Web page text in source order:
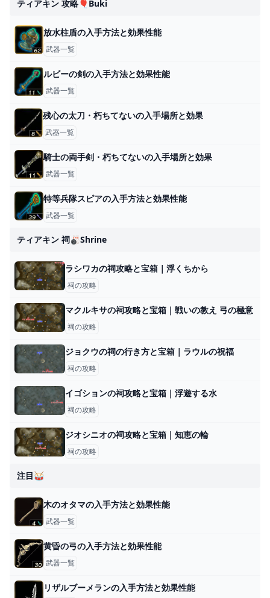
ティアキン 攻略🎈buki
放水柱盾の入手方法と効果性能
武器一覧
ルビーの剣の入手方法と効果性能
武器一覧
残心の太刀・朽ちてないの入手場所と効果
武器一覧
騎士の両手剣・朽ちてないの入手場所と効果
武器一覧
特等兵隊スピアの入手方法と効果性能
武器一覧
ティアキン 祠🎳shrine
ラシワカの祠攻略と宝箱｜浮くちから
祠の攻略
マクルキサの祠攻略と宝箱｜戦いの教え 弓の極意
祠の攻略
ジョクウの祠の行き方と宝箱｜ラウルの祝福
祠の攻略
イゴションの祠攻略と宝箱｜浮遊する水
祠の攻略
ジオシニオの祠攻略と宝箱｜知恵の輪
祠の攻略
注目🥁
木のオタマの入手方法と効果性能
武器一覧
黄昏の弓の入手方法と効果性能
武器一覧
リザルブーメランの入手方法と効果性能